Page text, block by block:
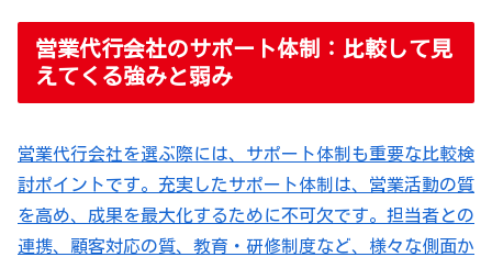
営業代行会社のサポート体制：比較して見
えてくる強みと弱み
営業代行会社を選ぶ際には、サポート体制も重要な比較検
討ポイントです。充実したサポート体制は、営業活動の質
を高め、成果を最大化するために不可欠です。担当者との
連携、顧客対応の質、教育・研修制度など、様々な側面か